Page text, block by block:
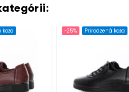
koža -25% Prirodzená koža